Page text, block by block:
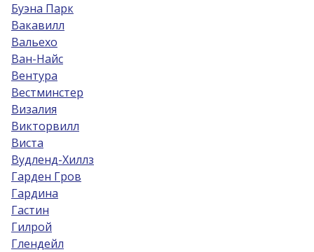
Буэна Парк
Вакавилл
Вальехо
Ван-Найс
Вентура
Вестминстер
Визалия
Викторвилл
Виста
Вудленд-Хиллз
Гарден Гров
Гардина
Гастин
Гилрой
Глендейл